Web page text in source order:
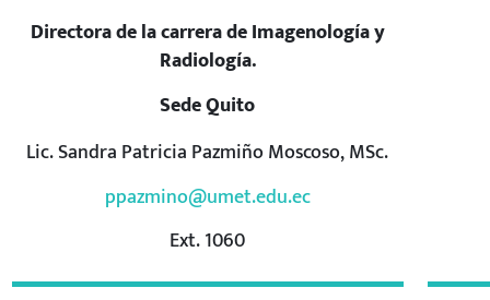
Directora de la carrera de Imagenología y
Radiología.
Sede Quito
Lic. Sandra Patricia Pazmiño Moscoso, MSc.
ppazmino@umet.edu.ec
Ext. 1060